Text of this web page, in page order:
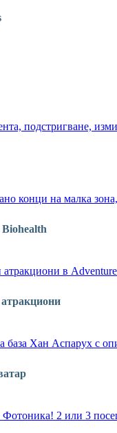
подстригване,
конци на малка
атракциони в
база Хан Аспарух с
2 или 3